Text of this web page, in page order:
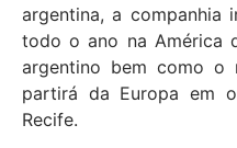
argentina, a companhia
todo o ano na América
argentino bem como o
partirá da Europa em
Recife.